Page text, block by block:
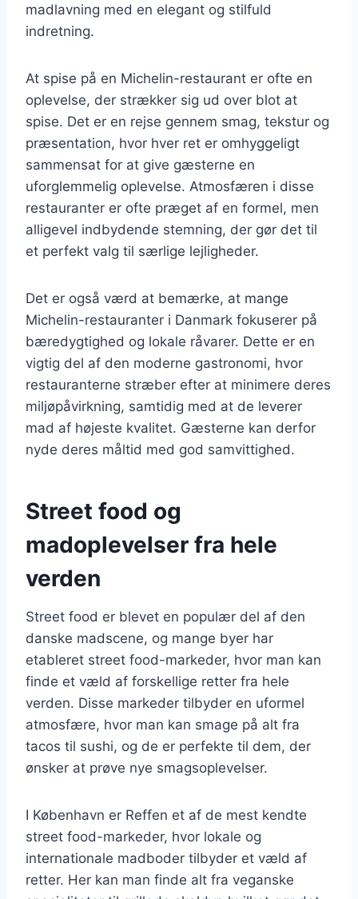
madlavning med en elegant og stilfuld
indretning.
At spise på en Michelin-restaurant er ofte en
oplevelse, der strækker sig ud over blot at
spise. Det er en rejse gennem smag, tekstur og
præsentation, hvor hver ret er omhyggeligt
sammensat for at give gæsterne en
uforglemmelig oplevelse. Atmosfæren i disse
restauranter er ofte præget af en formel, men
alligevel indbydende stemning, der gør det til
et perfekt valg til særlige lejligheder.
Det er også værd at bemærke, at mange
Michelin-restauranter i Danmark fokuserer på
bæredygtighed og lokale råvarer. Dette er en
vigtig del af den moderne gastronomi, hvor
restauranterne stræber efter at minimere deres
miljøpåvirkning, samtidig med at de leverer
mad af højeste kvalitet. Gæsterne kan derfor
nyde deres måltid med god samvittighed.
Street food og
madoplevelser fra hele
verden
Street food er blevet en populær del af den
danske madscene, og mange byer har
etableret street food-markeder, hvor man kan
finde et væld af forskellige retter fra hele
verden. Disse markeder tilbyder en uformel
atmosfære, hvor man kan smage på alt fra
tacos til sushi, og de er perfekte til dem, der
ønsker at prøve nye smagsoplevelser.
I København er Reffen et af de mest kendte
street food-markeder, hvor lokale og
internationale madboder tilbyder et væld af
retter. Her kan man finde alt fra veganske